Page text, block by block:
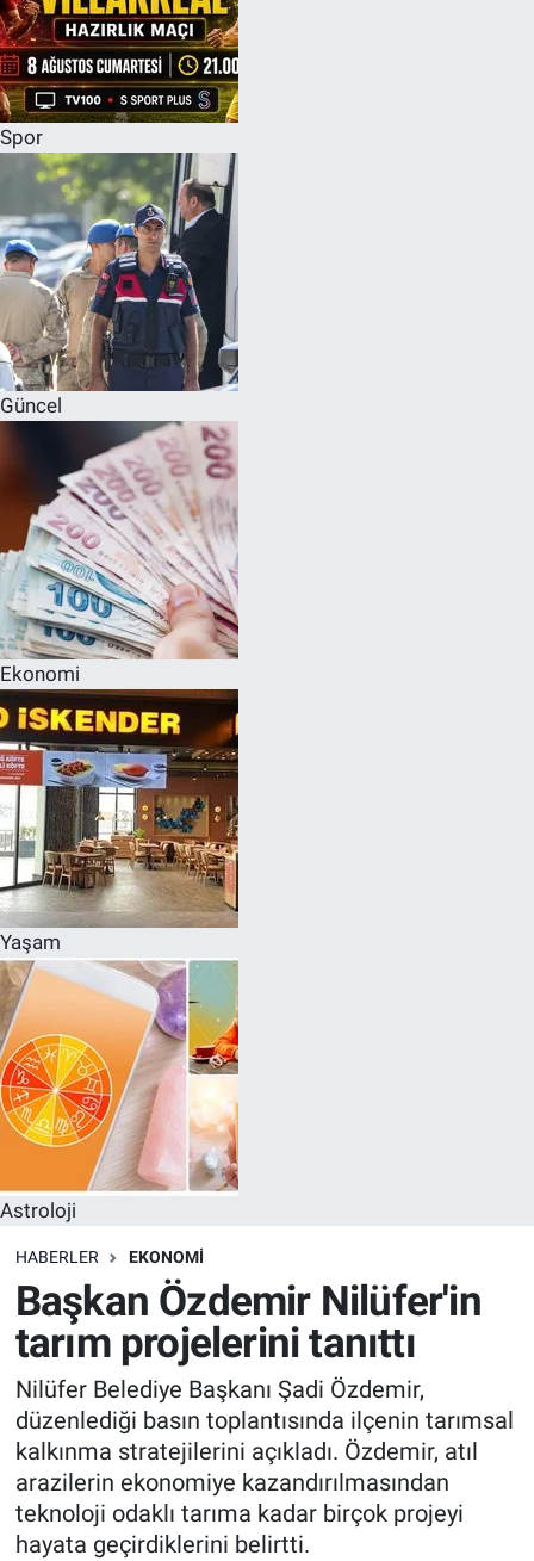
Spor
Güncel
Ekonomi
Yaşam
Astroloji
HABERLER EKONOMI
Başkan Özdemir Nilüfer'in
tarım projelerini tanıttı
Nilüfer Belediye Başkanı Şadi Özdemir,
düzenlediği basın toplantısında ilçenin tarımsal
kalkınma stratejilerini açıkladı. Özdemir, atıl
arazilerin ekonomiye kazandırılmasından
teknoloji odaklı tarıma kadar birçok projeyi
hayata geçirdiklerini belirtti.